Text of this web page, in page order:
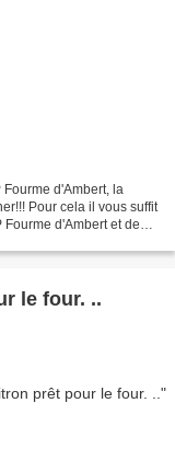
d'Ambert, la
Pour cela il vous suffit
d'Ambert et de
le four. ..